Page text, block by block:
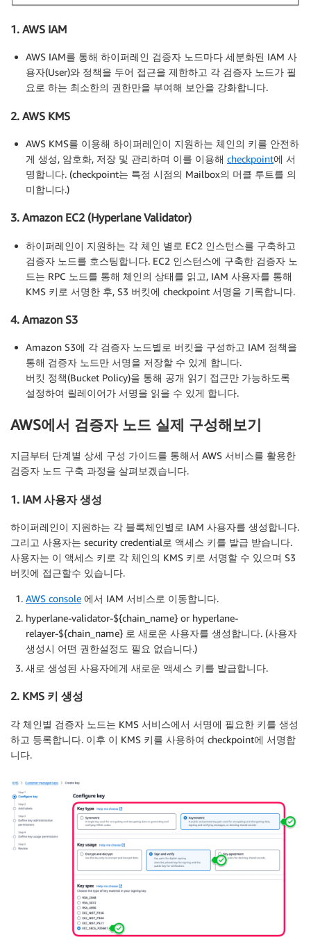
1. AWS IAM
AWS IAM를 통해 하이퍼레인 검증자 노드마다 세분화된 IAM 사
용자(User)와 정책을 두어 접근을 제한하고 각 검증자 노드가 필
요로 하는 최소한의 권한만을 부여해 보안을 강화합니다.
2. AWS KMS
AWS KMS를 이용해 하이퍼레인이 지원하는 체인의 키를 안전하
게 생성, 암호화, 저장 및 관리하며 이를 이용해 checkpoint에 서
명합니다. (checkpoint는 특정 시점의 Mailbox의 머클 루트를 의
미합니다.)
3. Amazon EC2 (Hyperlane Validator)
하이퍼레인이 지원하는 각 체인 별로 EC2 인스턴스를 구축하고
검증자 노드를 호스팅합니다. EC2 인스턴스에 구축한 검증자 노
드는 RPC 노드를 통해 체인의 상태를 읽고, IAM 사용자를 통해
KMS 키로 서명한 후, S3 버킷에 checkpoint 서명을 기록합니다.
4. Amazon S3
Amazon S3에 각 검증자 노드별로 버킷을 구성하고 IAM 정책을
통해 검증자 노드만 서명을 저장할 수 있게 합니다.
버킷 정책(Bucket Policy)을 통해 공개 읽기 접근만 가능하도록
설정하여 릴레이어가 서명을 읽을 수 있게 합니다.
AWS에서 검증자 노드 실제 구성해보기
지금부터 단계별 상세 구성 가이드를 통해서 AWS 서비스를 활용한
검증자 노드 구축 과정을 살펴보겠습니다.
1. IAM 사용자 생성
하이퍼레인이 지원하는 각 블록체인별로 IAM 사용자를 생성합니다.
그리고 사용자는 security credential로 액세스 키를 발급 받습니다.
사용자는 이 액세스 키로 각 체인의 KMS 키로 서명할 수 있으며 S3
버킷에 접근할수 있습니다.
AWS console 에서 IAM 서비스로 이동합니다.
hyperlane-validator-${chain_name} or hyperlane-
relayer-${chain_name} 로 새로운 사용자를 생성합니다. (사용자
생성시 어떤 권한설정도 필요 없습니다.)
새로 생성된 사용자에게 새로운 액세스 키를 발급합니다.
2. KMS 키 생성
각 체인별 검증자 노드는 KMS 서비스에서 서명에 필요한 키를 생성
하고 등록합니다. 이후 이 KMS 키를 사용하여 checkpoint에 서명합
니다.